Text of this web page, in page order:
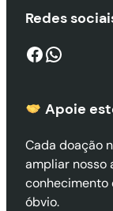
Redes
Facebook WhatsApp
Apoie
Cada doação
ampliar nosso
conhecimento
óbvio.